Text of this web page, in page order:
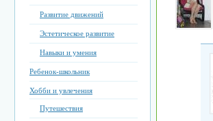
Развитие движений
Эстетическое развитие
Навыки и умения
Ребенок-школьник
Хобби и увлечения
Путешествия